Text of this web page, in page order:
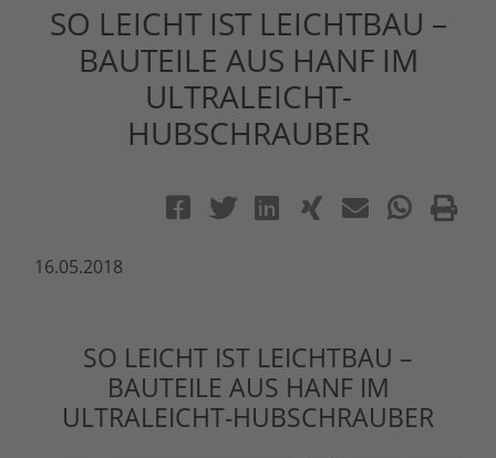
SO LEICHT IST LEICHTBAU –
BAUTEILE AUS HANF IM
ULTRALEICHT-
HUBSCHRAUBER
16.05.2018
SO LEICHT IST LEICHTBAU –
BAUTEILE AUS HANF IM
ULTRALEICHT-HUBSCHRAUBER